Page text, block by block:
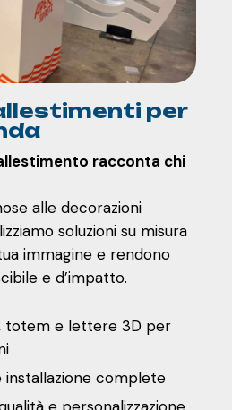
per
racconta chi
alle decorazioni
soluzioni su misura
immagine e rendono
e d’impatto.
totem e lettere 3D per
installazione complete